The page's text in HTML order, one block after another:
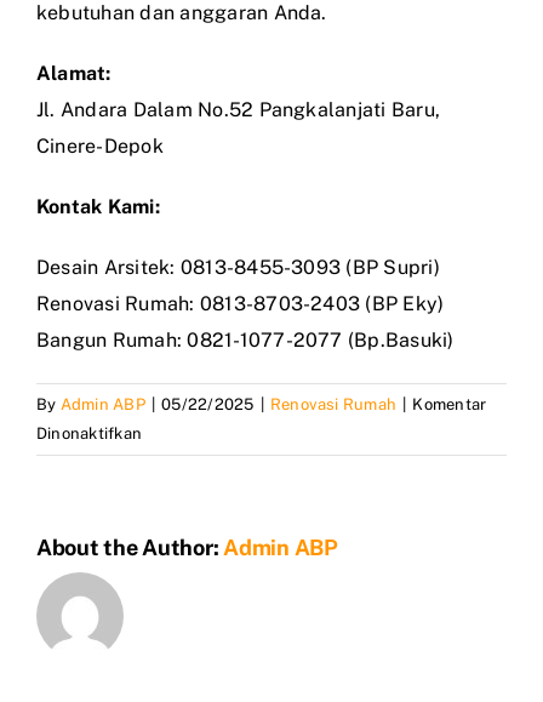
kebutuhan dan anggaran Anda.
Alamat:
Jl. Andara Dalam No.52 Pangkalanjati Baru,
Cinere-Depok
Kontak Kami:
Desain Arsitek: 0813-8455-3093 (BP Supri)
Renovasi Rumah: 0813-8703-2403 (BP Eky)
Bangun Rumah: 0821-1077-2077 (Bp.Basuki)
By Admin ABP 05/22/2025 Renovasi Rumah
Komentar
Dinonaktifkan
Jasa
Depok
About the Author: Admin ABP